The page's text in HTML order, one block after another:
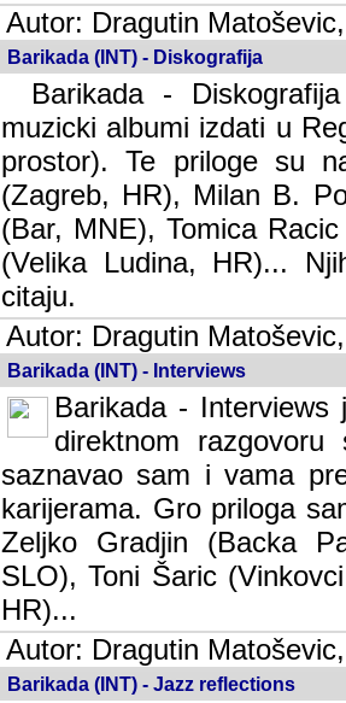
Autor: Dragutin
Barikada (INT) - Diskografija
Barikada -
muzicki albumi izdati u
prostor). Te priloge su
(Zagreb, HR), Milan B.
(Bar, MNE), Tomica
(Velika Ludina, HR)...
citaju.
Autor: Dragutin
Barikada (INT) - Interviews
Barikada -
direktnom
saznavao sam i vama
karijerama. Gro priloga
Zeljko Gradjin (Backa
SLO), Toni Šaric
HR)...
Autor: Dragutin
Barikada (INT) - Jazz reflections